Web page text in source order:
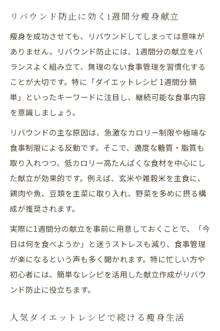
リバウンド防止に効く1週間分瘦身献立
瘦身を成功させても、リバウンドしてしまっては意味が
ありません。リバウンド防止には、1週間分の献立をバ
ランスよく組み立て、無理のない食事管理を習慣化する
ことが大切です。特に「ダイエットレシピ 1週間分 簡
単」といったキーワードに注目し、継続可能な食事内容
を意識しましょう。
リバウンドの主な原因は、急激なカロリー制限や極端な
食事制限による反動です。そこで、適度な糖質・脂質も
取り入れつつ、低カロリー高たんぱくな食材を中心にし
た献立が効果的です。例えば、玄米や雑穀米を主食に、
鶏肉や魚、豆類を主菜に取り入れ、野菜を多めに摂る構
成が推奨されます。
実際に1週間分の献立を事前に用意しておくことで、「今
日は何を食べようか」と迷うストレスも減り、食事管理
が楽になるという声も多く聞かれます。特に忙しい方や
初心者には、簡単なレシピを活用した献立作成がリバウ
ンド防止に役立ちます。
人気ダイエットレシピで続ける瘦身生活